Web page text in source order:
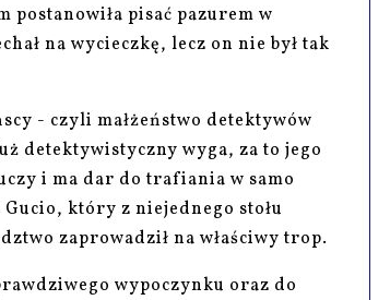
postanowiła pisać pazurem w
na wycieczkę, lecz on nie był tak
- czyli małżeństwo detektywów
detektywistyczny wyga, za to jego
i ma dar do trafiania w samo
który z niejednego stołu
zaprowadził na właściwy trop.
wypoczynku oraz do